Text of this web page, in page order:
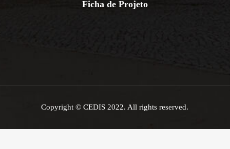
Ficha de Projeto
Copyright © CEDIS 2022. All rights reserved.